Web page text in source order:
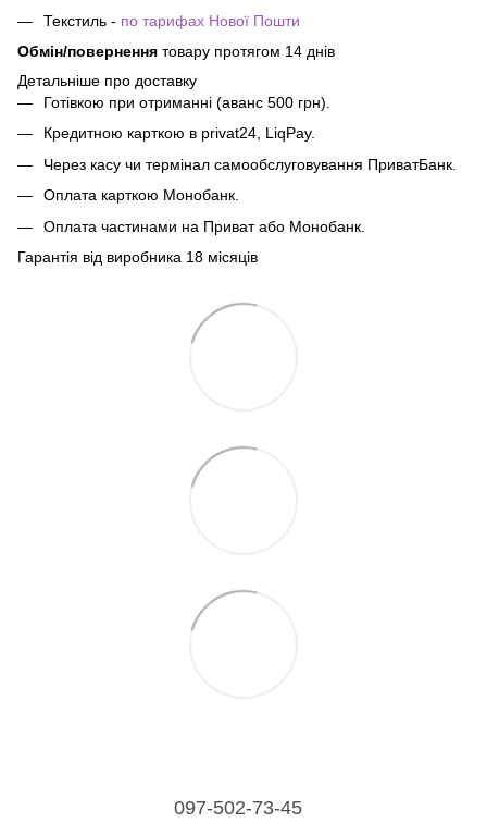
Текстиль - по тарифах Нової Пошти
Обмін/повернення товару протягом 14 днів
Детальніше про доставку
Готівкою при отриманні (аванс 500 грн).
Кредитною карткою в privat24, LiqPay.
Через касу чи термінал самообслуговування ПриватБанк.
Оплата карткою Монобанк.
Оплата частинами на Приват або Монобанк.
Гарантія від виробника 18 місяців
097-502-73-45